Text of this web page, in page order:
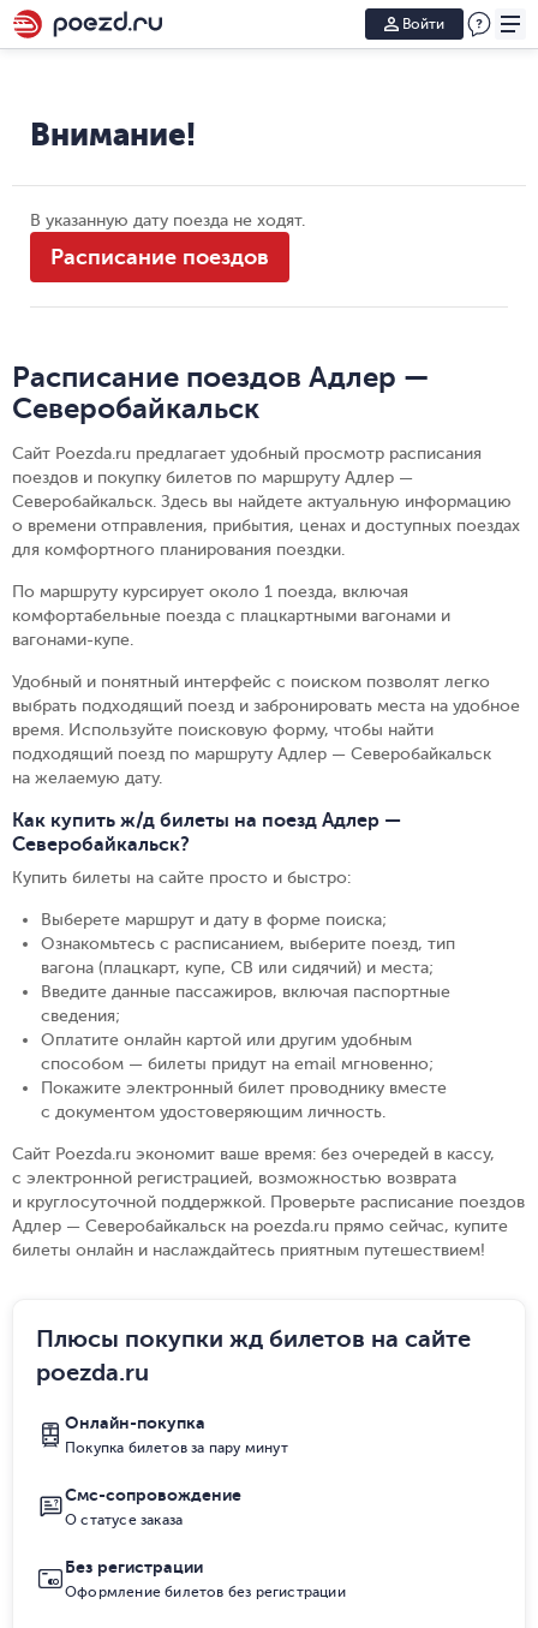
Войти
Внимание!
В указанную дату поезда не ходят.
Расписание поездов
Расписание поездов Адлер —
Северобайкальск
Сайт Poezda.ru предлагает удобный просмотр расписания
поездов и покупку билетов по маршруту Адлер —
Северобайкальск. Здесь вы найдете актуальную информацию
о времени отправления, прибытия, ценах и доступных поездах
для комфортного планирования поездки.
По маршруту курсирует около 1 поезда, включая
комфортабельные поезда с плацкартными вагонами и
вагонами-купе.
Удобный и понятный интерфейс с поиском позволят легко
выбрать подходящий поезд и забронировать места на удобное
время. Используйте поисковую форму, чтобы найти
подходящий поезд по маршруту Адлер — Северобайкальск
на желаемую дату.
Как купить ж/д билеты на поезд Адлер —
Северобайкальск?
Купить билеты на сайте просто и быстро:
Выберете маршрут и дату в форме поиска;
Ознакомьтесь с расписанием, выберите поезд, тип
вагона (плацкарт, купе, СВ или сидячий) и места;
Введите данные пассажиров, включая паспортные
сведения;
Оплатите онлайн картой или другим удобным
способом — билеты придут на email мгновенно;
Покажите электронный билет проводнику вместе
с документом удостоверяющим личность.
Сайт Poezda.ru экономит ваше время: без очередей в кассу,
с электронной регистрацией, возможностью возврата
и круглосуточной поддержкой. Проверьте расписание поездов
Адлер — Северобайкальск на poezda.ru прямо сейчас, купите
билеты онлайн и наслаждайтесь приятным путешествием!
Плюсы покупки жд билетов на сайте
poezda.ru
Онлайн-покупка
Покупка билетов за пару минут
Смс-сопровождение
О статусе заказа
Без регистрации
Оформление билетов без регистрации